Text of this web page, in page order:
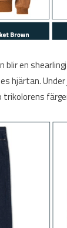
blir en
hjärtan.